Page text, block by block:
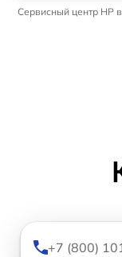
Сервисный центр HP
+7 (800)